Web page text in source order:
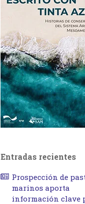
Entradas recientes
Prospección de
marinos aporta
información clave